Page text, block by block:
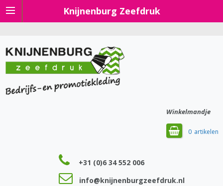
Knijnenburg Zeefdruk
Winkelmandje
0
+31 (0)6 34 552 006
info@knijnenburgzeefdruk.nl